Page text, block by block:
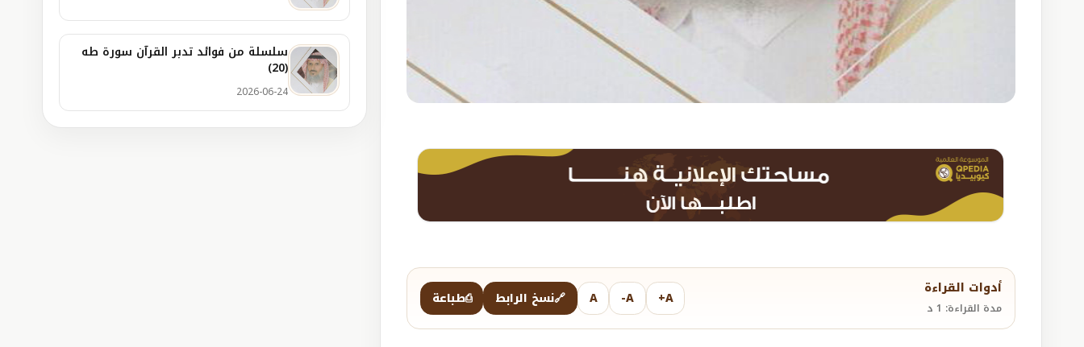
أدوات القراءة
مدة القراءة: 1 د A+
A-
A
🔗نسخ الرابط ⎙طباعة
سلسلة من فوائد تدبر القرآن سورة طه
(20)
2026-06-24